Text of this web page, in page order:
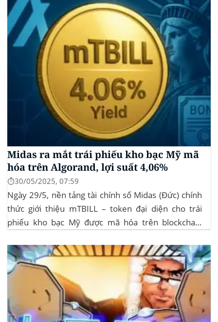
Midas ra mắt trái phiếu kho bạc Mỹ mã
hóa trên Algorand, lợi suất 4,06%
⏱️30/05/2025, 07:59
Ngày 29/5, nền tảng tài chính số Midas (Đức) chính
thức giới thiệu mTBILL – token đại diện cho trái
phiếu kho bạc Mỹ được mã hóa trên blockchain
không yêu cầu mức đầu tư tối thiểu. mTBILL được
bảo chứng bằng...